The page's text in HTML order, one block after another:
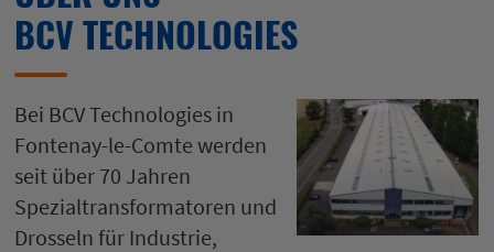
BCV TECHNOLOGIES
Bei BCV Technologies in
Fontenay-le-Comte werden
seit über 70 Jahren
Spezialtransformatoren und
Drosseln für Industrie,